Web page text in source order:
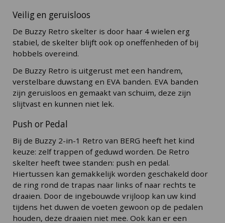
Veilig en geruisloos
De Buzzy Retro skelter is door haar 4 wielen erg
stabiel, de skelter blijft ook op oneffenheden of bij
hobbels overeind.
De Buzzy Retro is uitgerust met een handrem,
verstelbare duwstang en EVA banden. EVA banden
zijn geruisloos en gemaakt van schuim, deze zijn
slijtvast en kunnen niet lek.
Push or Pedal
Bij de Buzzy 2-in-1 Retro van BERG heeft het kind
keuze: zelf trappen of geduwd worden. De Retro
skelter heeft twee standen: push en pedal.
Hiertussen kan gemakkelijk worden geschakeld door
de ring rond de trapas naar links of naar rechts te
draaien. Door de ingebouwde vrijloop kan uw kind
tijdens het duwen de voeten gewoon op de pedalen
houden, deze draaien niet mee. Ook kan er een